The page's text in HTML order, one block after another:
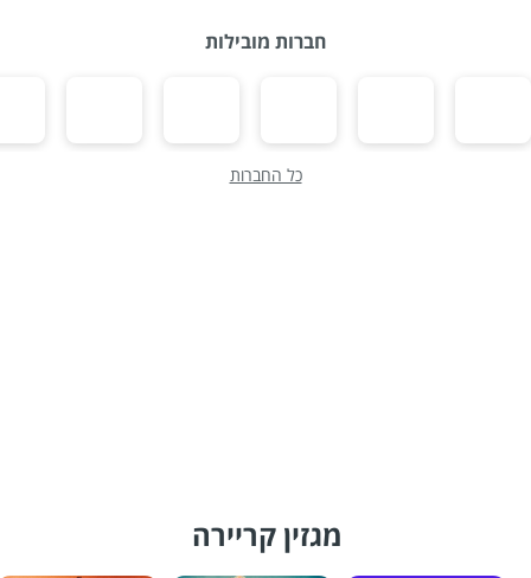
חברות מובילות
כל החברות
מגזין קריירה